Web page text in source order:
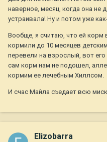
наверное, месяц, когда она не
устраивала! Ну и потом уже
Вообще, я считаю, что ей корм
кормили до 10 месяцев
перевели на взрослый, вот
сам корм нам не подошел,
кормим ее лечебным Хиллсом.
И счас Майла съедает всю
Elizobarra